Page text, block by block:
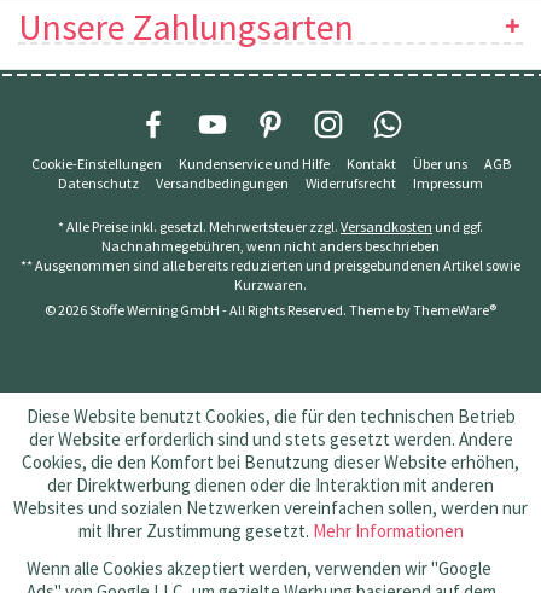
Unsere Zahlungsarten
Cookie-Einstellungen Kundenservice und Hilfe Kontakt Über uns
AGB
Datenschutz
Versandbedingungen Widerrufsrecht Impressum
* Alle Preise inkl. gesetzl. Mehrwertsteuer zzgl. Versandkosten und ggf.
Nachnahmegebühren, wenn nicht anders beschrieben
** Ausgenommen sind alle bereits reduzierten und preisgebundenen Artikel sowie
Kurzwaren.
© 2026 Stoffe Werning GmbH - All Rights Reserved. Theme byThemeWare®
Diese Website benutzt Cookies, die für den technischen Betrieb
der Website erforderlich sind und stets gesetzt werden. Andere
Cookies, die den Komfort bei Benutzung dieser Website erhöhen,
der Direktwerbung dienen oder die Interaktion mit anderen
Websites und sozialen Netzwerken vereinfachen sollen, werden nur
mit Ihrer Zustimmung gesetzt. Mehr Informationen
Wenn alle Cookies akzeptiert werden, verwenden wir "Google